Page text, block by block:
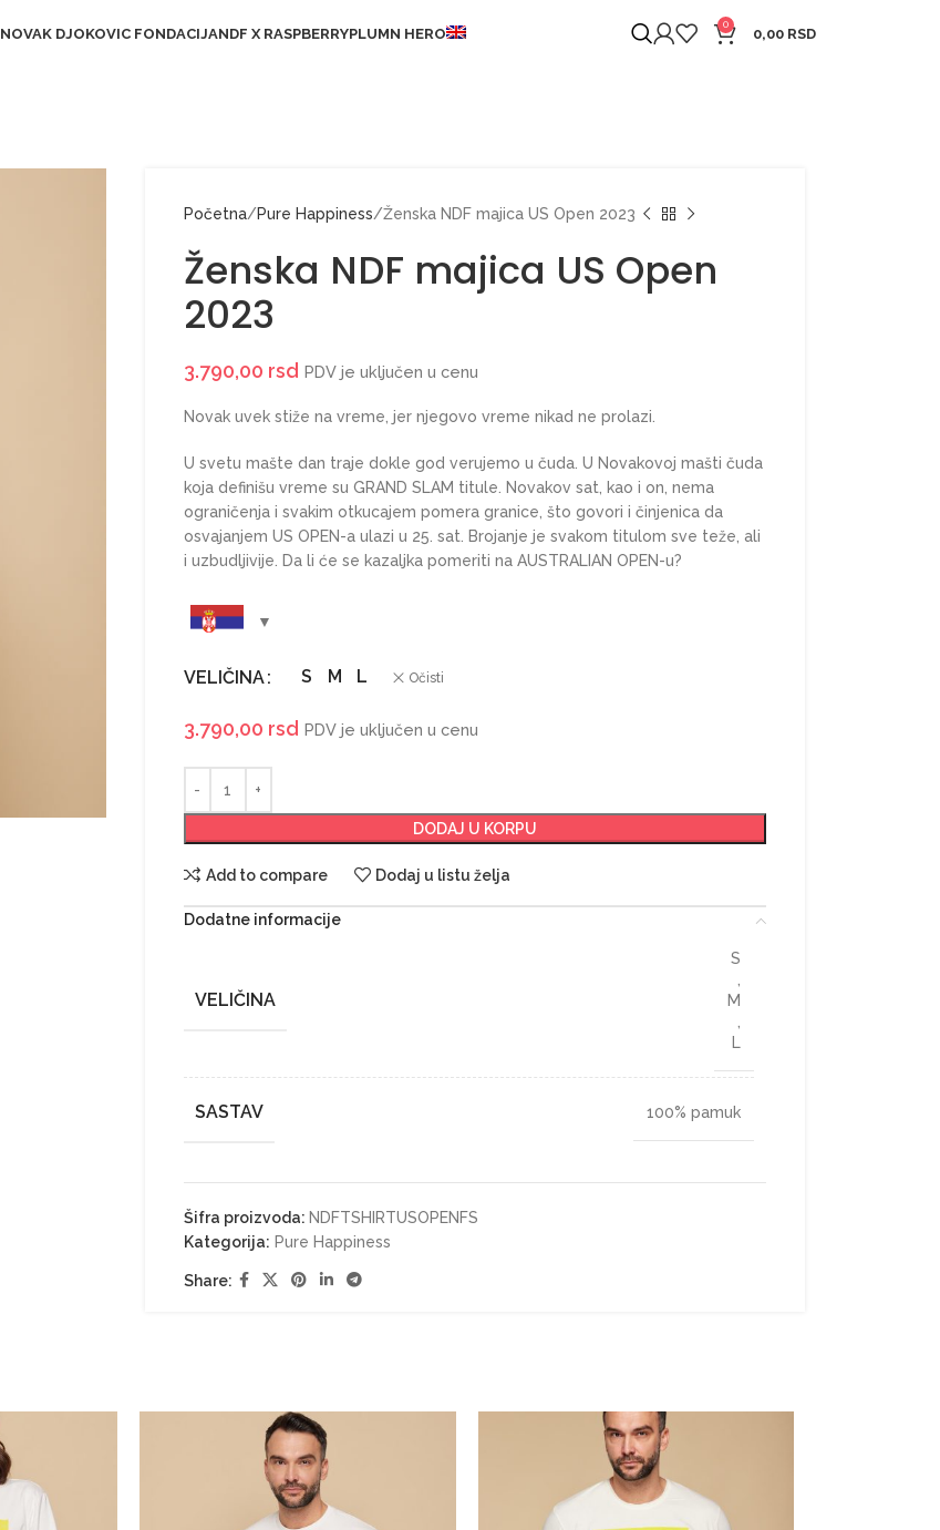
NOVAK DJOKOVIC FONDACIJANDF X RASPBERRYPLUMN HERO
0
0,00 RSD
Početna Pure Happiness Ženska NDF majica US Open 2023
Ženska NDF majica US Open
2023
3.790,00 rsd PDV je uključen u cenu
Novak uvek stiže na vreme, jer njegovo vreme nikad ne prolazi.
U svetu mašte dan traje dokle god verujemo u čuda. U Novakovoj mašti čuda
koja definišu vreme su GRAND SLAM titule. Novakov sat, kao i on, nema
ograničenja i svakim otkucajem pomera granice, što govori i činjenica da
osvajanjem US OPEN-a ulazi u 25. sat. Brojanje je svakom titulom sve teže, ali
i uzbudljivije. Da li će se kazaljka pomeriti na AUSTRALIAN OPEN-u?
VELIČINA S M L Očisti
3.790,00 rsd PDV je uključen u cenu
DODAJ U KORPU
Add to compare Dodaj u listu želja
Dodatne informacije
VELIČINA
S
M
L
SASTAV 100% pamuk
Šifra proizvoda: NDFTSHIRTUSOPENFS
Kategorija: Pure Happiness
Share: